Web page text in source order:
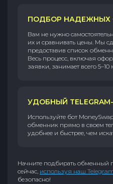
ПОДБОР НАДЕЖНЫХ
Вам не нужно
их и сравнивать цены. Мы
предоставив список
Весь процесс, включая
заявки, занимает всего 5–10
УДОБНЫЙ
Используйте бот
обменник прямо в своем
удобнее и быстрее, чем
Начните подбирать
сейчас, используя наш
безопасно!